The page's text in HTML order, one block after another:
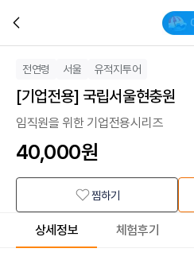
전연령 서울 유적지투어
[기업전용] 국립서울현충원
임직원을 위한 기업전용시리즈
40,000원
찜하기
상세정보 체험후기